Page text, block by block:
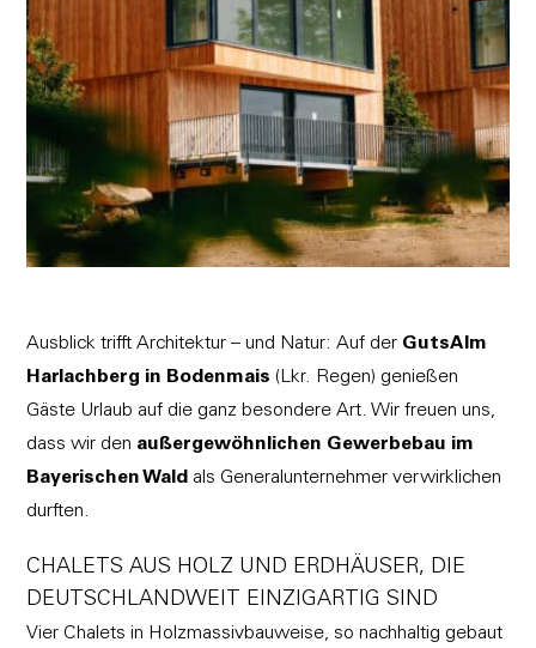
Ausblick trifft Architektur – und Natur: Auf der GutsAlm
Harlachberg in Bodenmais (Lkr. Regen) genießen
Gäste Urlaub auf die ganz besondere Art. Wir freuen uns,
dass wir den außergewöhnlichen Gewerbebau im
Bayerischen Wald als Generalunternehmer verwirklichen
durften.
CHALETS AUS HOLZ UND ERDHÄUSER, DIE
DEUTSCHLANDWEIT EINZIGARTIG SIND
Vier Chalets in Holzmassivbauweise, so nachhaltig gebaut